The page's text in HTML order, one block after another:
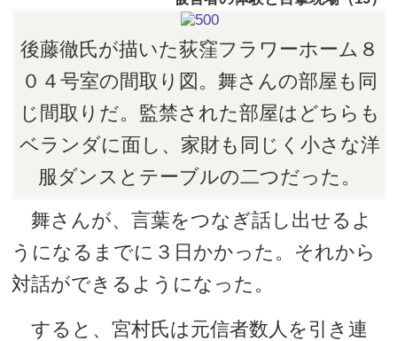
後藤徹氏が描いた荻窪フラワーホーム８
０４号室の間取り図。舞さんの部屋も同
じ間取りだ。監禁された部屋はどちらも
ベランダに面し、家財も同じく小さな洋
服ダンスとテーブルの二つだった。
舞さんが、言葉をつなぎ話し出せるよ
うになるまでに３日かかった。それから
対話ができるようになった。
すると、宮村氏は元信者数人を引き連